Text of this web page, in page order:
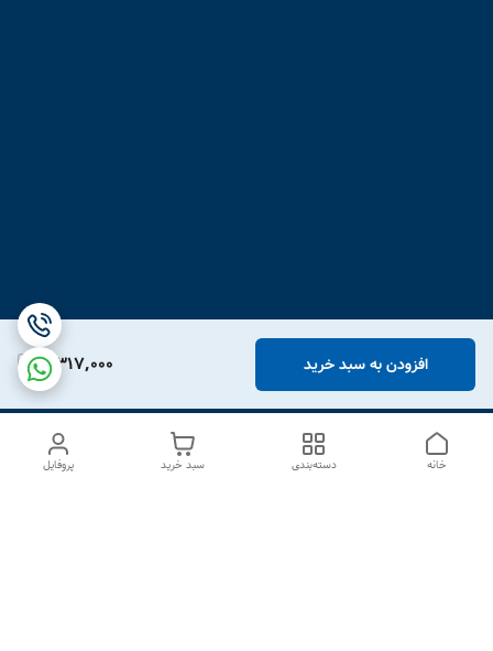
3,317,000 افزودن به سبد خرید
پروفایل سبد خرید دسته‌بندی خانه